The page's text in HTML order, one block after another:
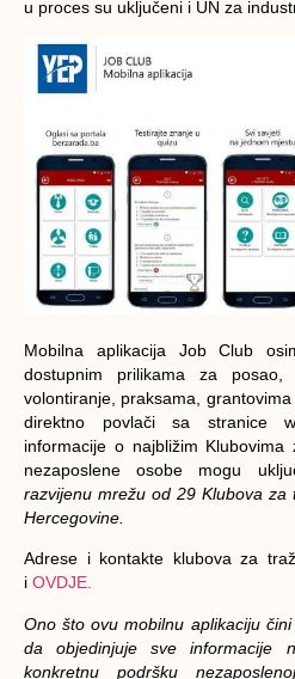
u proces su uključeni i UN za
Mobilna aplikacija Job Club
dostupnim prilikama za posao,
volontiranje, praksama,
direktno povlači sa stranice
informacije o najbližim
nezaposlene osobe mogu
razvijenu mrežu od 29 Klubova
Hercegovine
Adrese i kontakte klubova za
i OVDJE.
Ono što ovu mobilnu aplikaciju
da objedinjuje sve informacije
konkretnu podršku